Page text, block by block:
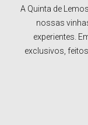
A Quinta de
nossas
experientes.
exclusivos,